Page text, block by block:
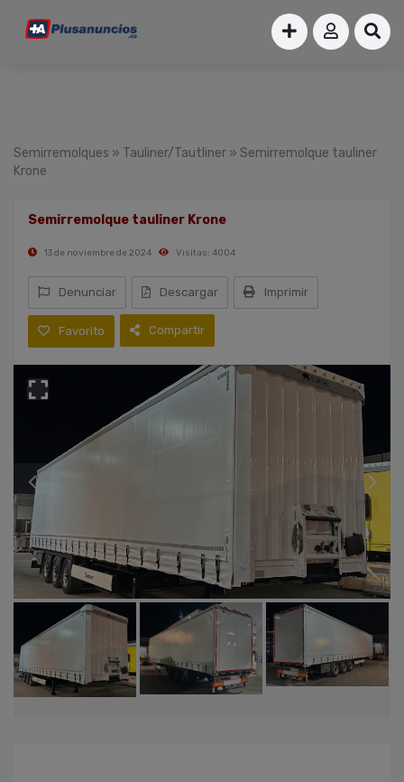
Semirremolques » Tauliner/Tautliner » Semirremolque tauliner
Krone
Semirremolque tauliner Krone
13 de noviembre de 2024 Visitas: 4004
Denunciar Descargar Imprimir
Favorito Compartir